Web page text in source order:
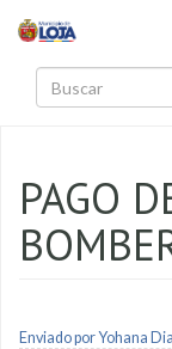
PAGO
Enviado porYohana